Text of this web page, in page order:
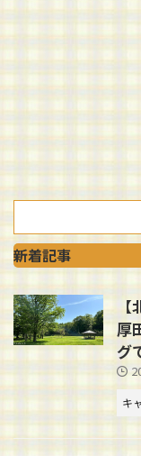
新着記事
厚
グ
キ